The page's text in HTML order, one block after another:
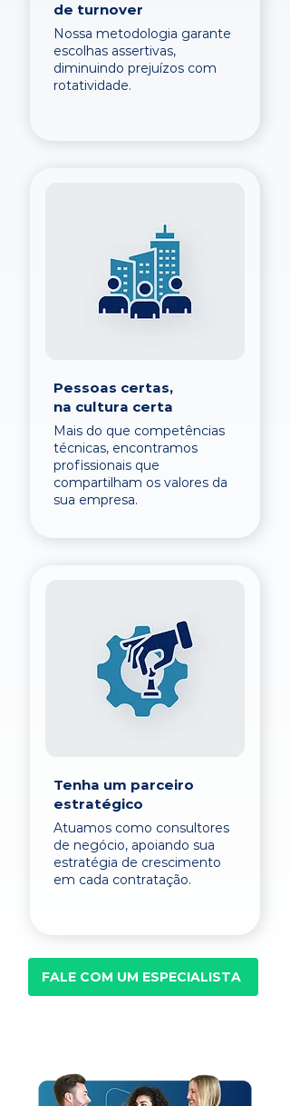
de turnover
Nossa metodologia garante
escolhas assertivas,
diminuindo prejuízos com
rotatividade.
Pessoas certas,
na cultura certa
Mais do que competências
técnicas, encontramos
profissionais que
compartilham os valores da
sua empresa.
Tenha um parceiro
estratégico
Atuamos como consultores
de negócio, apoiando sua
estratégia de crescimento
em cada contratação.
FALE COM UM ESPECIALISTA